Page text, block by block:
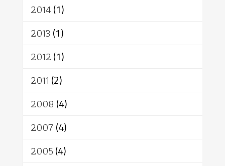
2014(1)
2013 (1)
2012(1)
2011 (2)
2008 (4)
2007(4)
2005(4)